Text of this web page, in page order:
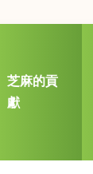
芝麻的貢
獻